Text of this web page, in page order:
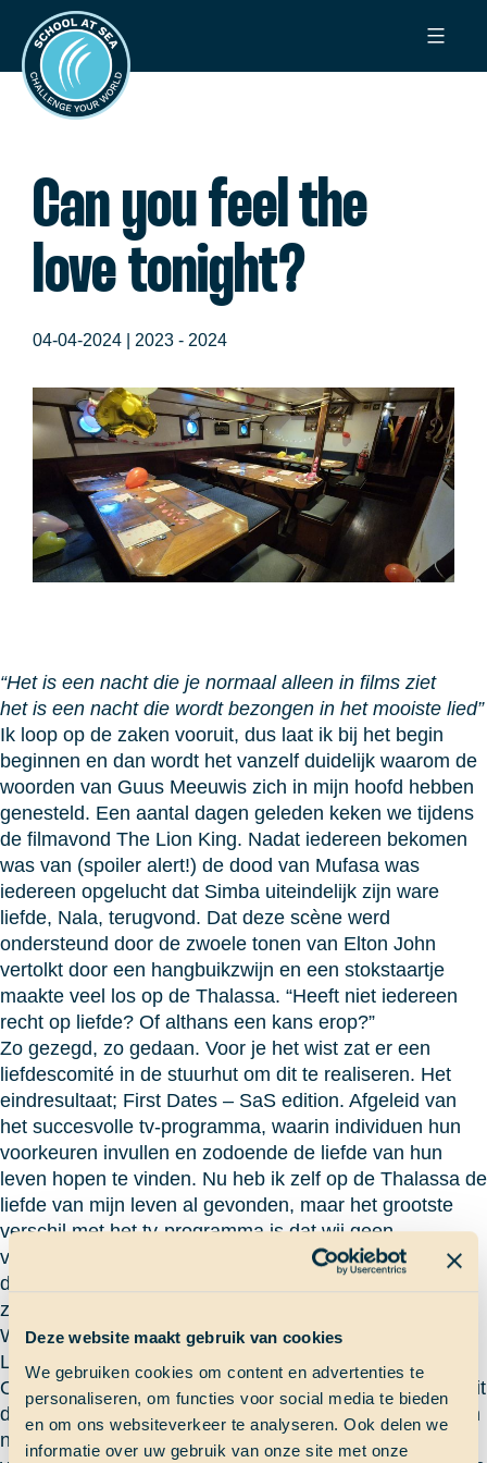
Deze website maakt gebruik van cookies
We gebruiken cookies om content en advertenties te
personaliseren, om functies voor social media te bieden
en om ons websiteverkeer te analyseren. Ook delen we
informatie over uw gebruik van onze site met onze
naar
inhoud
School
at
Sea
Can you feel the
love tonight?
04-04-2024 | 2023 - 2024
“Het is een nacht die je normaal alleen in films ziet
het is een nacht die wordt bezongen in het mooiste lied”
Ik loop op de zaken vooruit, dus laat ik bij het begin
beginnen en dan wordt het vanzelf duidelijk waarom de
woorden van Guus Meeuwis zich in mijn hoofd hebben
genesteld. Een aantal dagen geleden keken we tijdens
de filmavond The Lion King. Nadat iedereen bekomen
was van (spoiler alert!) de dood van Mufasa was
iedereen opgelucht dat Simba uiteindelijk zijn ware
liefde, Nala, terugvond. Dat deze scène werd
ondersteund door de zwoele tonen van Elton John
vertolkt door een hangbuikzwijn en een stokstaartje
maakte veel los op de Thalassa. “Heeft niet iedereen
recht op liefde? Of althans een kans erop?”
Zo gezegd, zo gedaan. Voor je het wist zat er een
liefdescomité in de stuurhut om dit te realiseren. Het
eindresultaat; First Dates – SaS edition. Afgeleid van
het succesvolle tv-programma, waarin individuen hun
voorkeuren invullen en zodoende de liefde van hun
leven hopen te vinden. Nu heb ik zelf op de Thalassa de
liefde van mijn leven al gevonden, maar het grootste
verschil met het tv-programma is dat wij geen
voorkeuren mochten opgeven. Het liefdescomité ging
de koppels samenstellen. We zouden pas aan tafel te
zien krijgen aan wie we gekoppeld zouden worden.
WAT NU ALS IK NIET MOCHT DATEN MET DE
LIEFDE VAN MIJN LEVEN?!
Oh man, de hele middag heb ik lopen nadenken over dit
doemscenario. Wat als wij niet gekoppeld zijn en hij zijn
nieuwe date leuker vindt? Moet ik hem vertellen dat ik